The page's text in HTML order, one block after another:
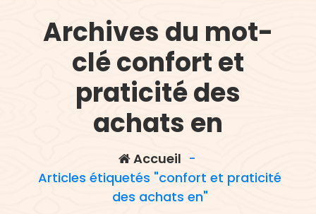
Archives du mot-
clé confort et
praticité des
achats en
Accueil -
Articles étiquetés "confort et praticité
des achats en"
baskets femme
,calendrier officiel des soldes
en france, confort et praticité des
achats en,designs audacieux